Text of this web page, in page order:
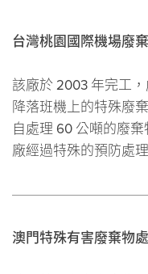
台灣桃園國際機場廢
該廠於 2003 年完工
降落班機上的特殊廢
自處理 60 公噸的廢
廠經過特殊的預防處
澳門特殊有害廢棄物